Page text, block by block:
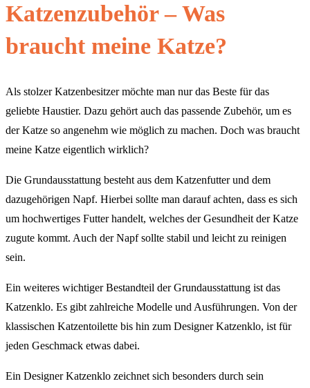
Katzenzubehör – Was
braucht meine Katze?
Als stolzer Katzenbesitzer möchte man nur das Beste für das
geliebte Haustier. Dazu gehört auch das passende Zubehör, um es
der Katze so angenehm wie möglich zu machen. Doch was braucht
meine Katze eigentlich wirklich?
Die Grundausstattung besteht aus dem Katzenfutter und dem
dazugehörigen Napf. Hierbei sollte man darauf achten, dass es sich
um hochwertiges Futter handelt, welches der Gesundheit der Katze
zugute kommt. Auch der Napf sollte stabil und leicht zu reinigen
sein.
Ein weiteres wichtiger Bestandteil der Grundausstattung ist das
Katzenklo. Es gibt zahlreiche Modelle und Ausführungen. Von der
klassischen Katzentoilette bis hin zum Designer Katzenklo, ist für
jeden Geschmack etwas dabei.
Ein Designer Katzenklo zeichnet sich besonders durch sein